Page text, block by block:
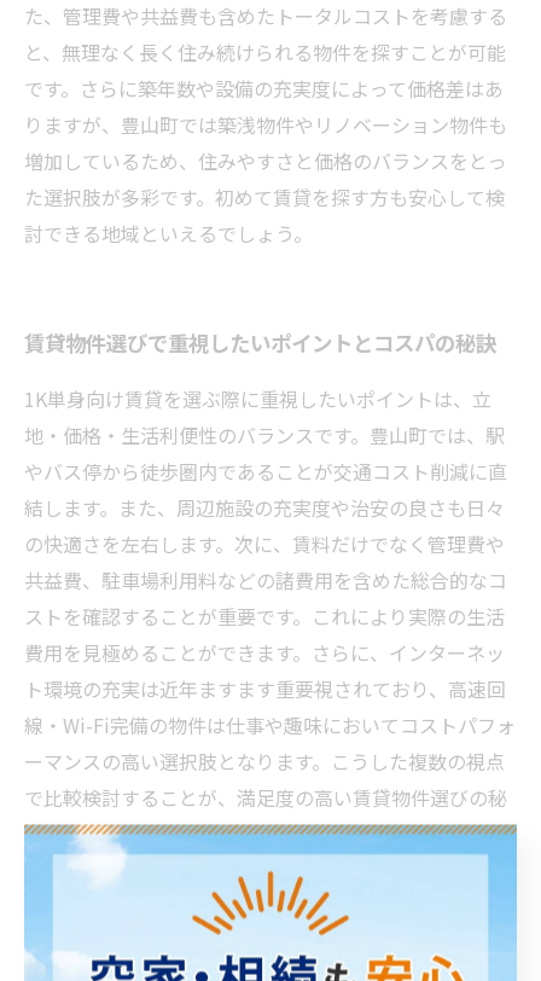
た、管理費や共益費も含めたトータルコストを考慮する
と、無理なく長く住み続けられる物件を探すことが可能
です。さらに築年数や設備の充実度によって価格差はあ
りますが、豊山町では築浅物件やリノベーション物件も
増加しているため、住みやすさと価格のバランスをとっ
た選択肢が多彩です。初めて賃貸を探す方も安心して検
討できる地域といえるでしょう。
賃貸物件選びで重視したいポイントとコスパの秘訣
1K単身向け賃貸を選ぶ際に重視したいポイントは、立
地・価格・生活利便性のバランスです。豊山町では、駅
やバス停から徒歩圏内であることが交通コスト削減に直
結します。また、周辺施設の充実度や治安の良さも日々
の快適さを左右します。次に、賃料だけでなく管理費や
共益費、駐車場利用料などの諸費用を含めた総合的なコ
ストを確認することが重要です。これにより実際の生活
費用を見極めることができます。さらに、インターネッ
ト環境の充実は近年ますます重要視されており、高速回
線・Wi-Fi完備の物件は仕事や趣味においてコストパフォ
ーマンスの高い選択肢となります。こうした複数の視点
で比較検討することが、満足度の高い賃貸物件選びの秘
訣です。特に豊山町は単身層をターゲットとする物件が
多いため、多様なニーズに対応可能な物件探しが可能で